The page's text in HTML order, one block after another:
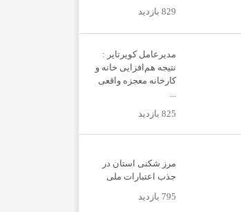
829 بازدید
مدیرعامل کویرتایر :
نتیجه هم‌افزایی خانه و
کارخانه معجزه واقعی
...
825 بازدید
مرز شکنی استان در
جذب اعتبارات ملی
795 بازدید